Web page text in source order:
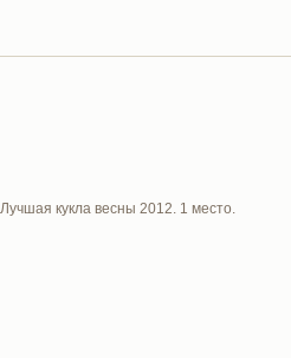
Лучшая кукла весны 2012. 1 место.